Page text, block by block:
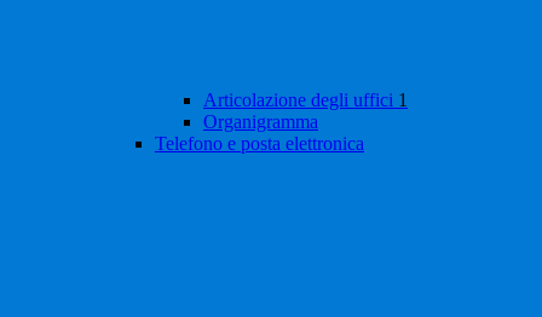
Articolazione degli uffici 1
Organigramma
Telefono e posta elettronica